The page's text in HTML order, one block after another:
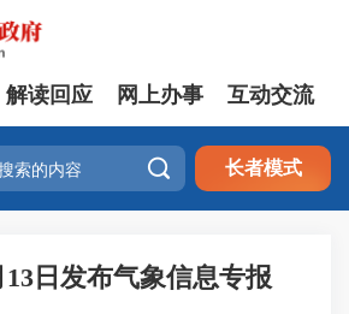
解读回应 网上办事 互动交流
 长者模式
13日发布气象信息专报